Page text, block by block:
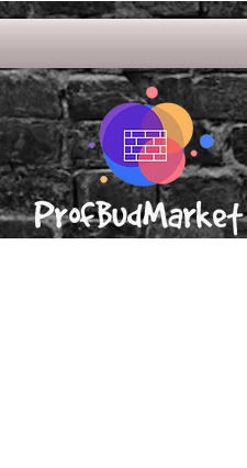
онлайн-магазин
строительных
материалов